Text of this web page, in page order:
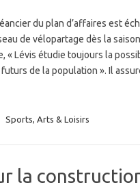
du plan d’affaires est
de vélopartage dès la
« Lévis étudie toujours la
de la population ». Il
Sports, Arts & Loisirs
la